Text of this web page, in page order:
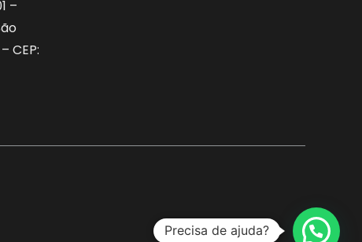
–
CEP:
Precisa de ajuda?